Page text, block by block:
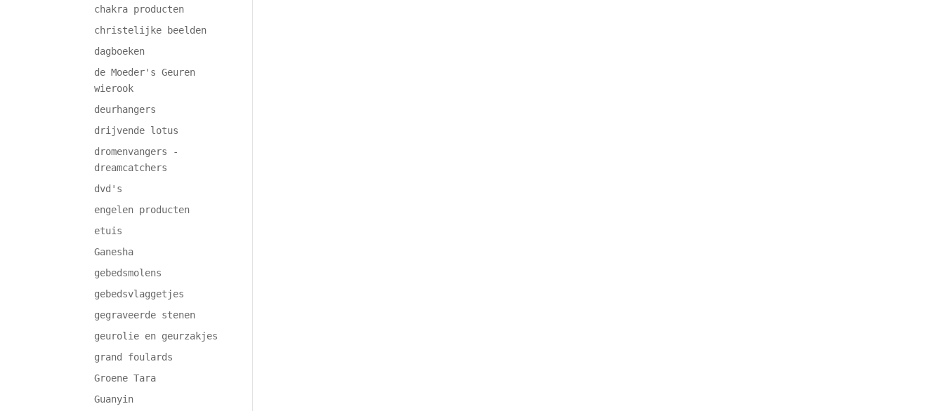
chakra producten
christelijke beelden
dagboeken
de Moeder's Geuren
wierook
deurhangers
drijvende lotus
dromenvangers -
dreamcatchers
dvd's
engelen producten
etuis
Ganesha
gebedsmolens
gebedsvlaggetjes
gegraveerde stenen
geurolie en geurzakjes
grand foulards
Groene Tara
Guanyin